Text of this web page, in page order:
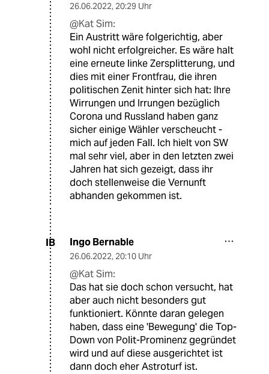
26.06.2022, 20:29 Uhr
@Kat Sim:
Ein Austritt wäre folgerichtig, aber
wohl nicht erfolgreicher. Es wäre halt
eine erneute linke Zersplitterung, und
dies mit einer Frontfrau, die ihren
politischen Zenit hinter sich hat: Ihre
Wirrungen und Irrungen bezüglich
Corona und Russland haben ganz
sicher einige Wähler verscheucht -
mich auf jeden Fall. Ich hielt von SW
mal sehr viel, aber in den letzten zwei
Jahren hat sich gezeigt, dass ihr
doch stellenweise die Vernunft
abhanden gekommen ist.
IB Ingo Bernable
26.06.2022, 20:10 Uhr
@Kat Sim:
Das hat sie doch schon versucht, hat
aber auch nicht besonders gut
funktioniert. Könnte daran gelegen
haben, dass eine 'Bewegung' die Top-
Down von Polit-Prominenz gegründet
wird und auf diese ausgerichtet ist
dann doch eher Astroturf ist.